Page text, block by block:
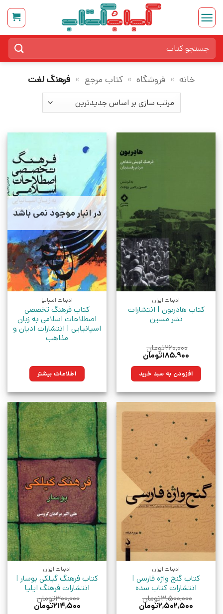
Skip
content
برای:
خانه » فروشگاه » کتاب مرجع » فرهنگ لغت
ادبیات ایران
کتاب هادربون | انتشارات
نشر مسین
۲۶۰,۰۰۰تومان
قیمت
۲۶۰,۰۰۰تومان
بود.
۱۸۵,۹۰۰تومان
۱۸۵,۹۰۰تومان.افزودن به سبد خرید
در انبار موجود نمی باشد
ادبیات اسپانیا
کتاب فرهنگ تخصصی
اصطلاحات اسلامی به زبان
اسپانیایی | انتشارات ادیان و
مذاهب
اطلاعات بیشتر
ادبیات ایران
کتاب گنج واژه فارسی |
انتشارات کتاب سده
۳,۵۰۰,۰۰۰تومان
قیمت
۲,۵۰۲,۵۰۰تومان
ادبیات ایران
کتاب فرهنگ گیلکی بوسار |
انتشارات فرهنگ ایلیا
۳۰۰,۰۰۰تومان
قیمت
۲۱۴,۵۰۰تومان